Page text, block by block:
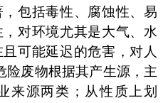
包括毒性、腐蚀性、易
对环境尤其是大气、水
可能延迟的危害，对人
险废物根据其产生源，主
来源两类；从性质上划